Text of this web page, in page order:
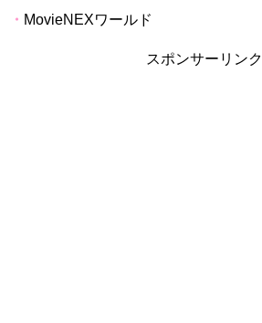
・ MovieNEXワールド
スポンサーリンク